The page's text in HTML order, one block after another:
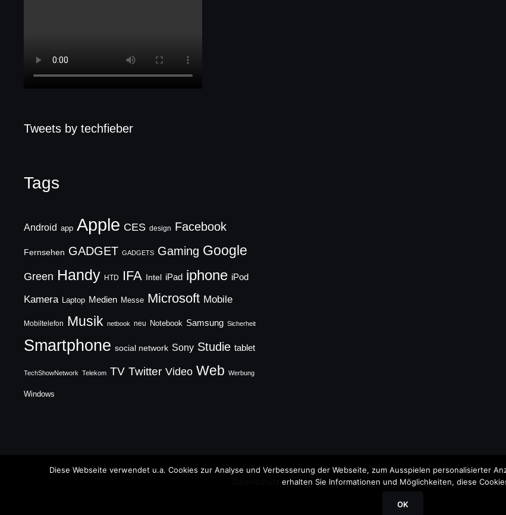
Tweets by techfieber
Tags
Android app Apple CES design Facebook
Fernsehen GADGET GADGETS Gaming Google
Green Handy HTD IFA Intel iPad iphone iPod
Kamera Laptop Medien Messe Microsoft Mobile
Mobiltelefon Musik netbook neu Notebook Samsung Sicherheit
Smartphone social network Sony Studie tablet
TechShowNetwork Telekom TV Twitter Video Web Werbung
Windows
Copyright © 2026 TechFieber Blog
Diese Webseite verwendet u.a. Cookies zur Analyse und Verbesserung der Webseite, zum Ausspielen personalisierter
erhalten Sie Informationen und Möglichkeiten, diese
OK